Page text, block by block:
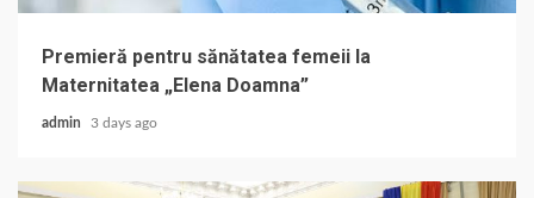
Premieră pentru sănătatea femeii la
Maternitatea „Elena Doamna”
admin 3 days ago